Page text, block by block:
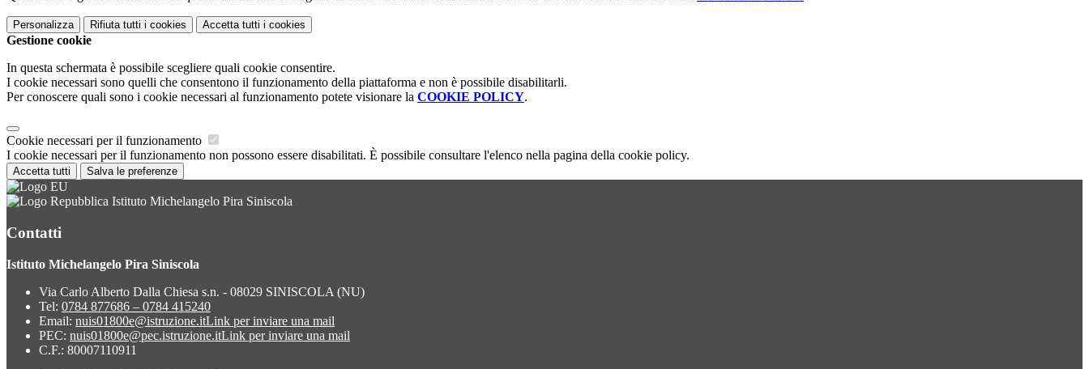
Personalizza Rifiuta tutti i cookies Accetta tutti i cookies
Gestione cookie
In questa schermata è possibile scegliere quali cookie consentire.
I cookie necessari sono quelli che consentono il funzionamento della piattaforma e non è possibile disabilitarli.
Per conoscere quali sono i cookie necessari al funzionamento potete visionare la COOKIE POLICY.
Cookie necessari per il funzionamento
I cookie necessari per il funzionamento non possono essere disabilitati. È possibile consultare l'elenco nella pagina della cookie policy.
Accetta tutti Salva le preferenze
Istituto Michelangelo Pira Siniscola
Contatti
Istituto Michelangelo Pira Siniscola
Via Carlo Alberto Dalla Chiesa s.n. - 08029 SINISCOLA (NU)
Tel: 0784 877686 – 0784 415240
Email: nuis01800e@istruzione.itLink per inviare una mail
PEC: nuis01800e@pec.istruzione.itLink per inviare una mail
C.F.: 80007110911